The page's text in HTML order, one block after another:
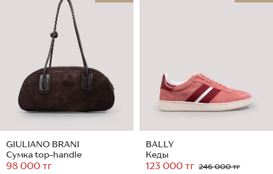
GIULIANO BRANI
Сумка top-handle
98 000 тг
BALLY
Кеды
123 000 тг 246 000 тг